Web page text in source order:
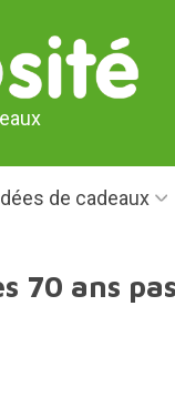
de cadeaux
70 ans